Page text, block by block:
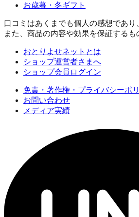
お歳暮・冬ギフト
口コミはあくまでも個人の感想であり
また、商品の内容や効果を保証するも
おとりよせネットとは
ショップ運営者さまへ
ショップ会員ログイン
免責・著作権・プライバシーポ
お問い合わせ
メディア実績